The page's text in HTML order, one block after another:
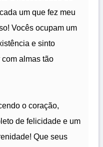
um que fez meu
Vocês ocupam um
e sinto
almas tão
o coração,
de felicidade e um
Que seus